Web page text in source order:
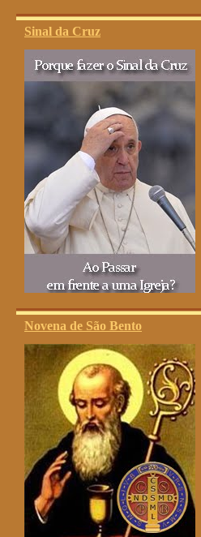
Sinal da Cruz
Novena de São Bento